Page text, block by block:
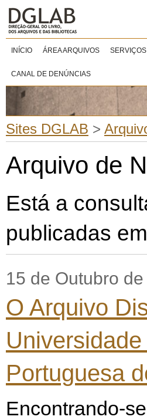
INÍCIO ÁREA ARQUIVOS SERVIÇOS
CANAL DE DENÚNCIAS
Sites DGLAB >
Arquivo de
Está a
publicadas em
15 de Outubro
O Arquivo
Portuguesa
Encontrando-